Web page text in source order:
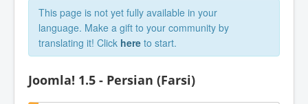
This page is not yet fully available in your
language. Make a gift to your community by
translating it! Click here to start.
Joomla! 1.5 - Persian (Farsi)